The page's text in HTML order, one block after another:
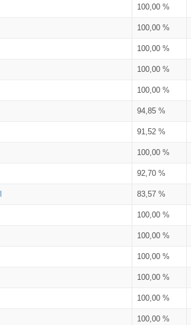
100,00 %
100,00 %
100,00 %
100,00 %
100,00 %
94,85 %
91,52 %
100,00 %
92,70 %
83,57 %
100,00 %
100,00 %
100,00 %
100,00 %
100,00 %
100,00 %